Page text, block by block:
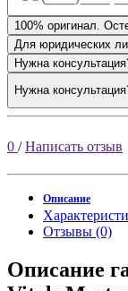
100% оригинал.
Для юридических
Нужна
0 /Написать отзыв
Описание
Отзывы (0)
Описание